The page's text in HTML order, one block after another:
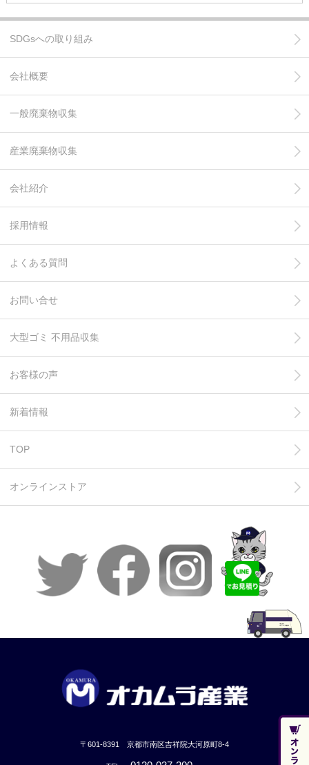
SDGsへの取り組み
会社概要
一般廃棄物収集
産業廃棄物収集
会社紹介
採用情報
よくある質問
お問い合せ
大型ゴミ 不用品収集
お客様の声
新着情報
TOP
オンラインストア
〒601-8391 京都市南区吉祥院大河原町8-4